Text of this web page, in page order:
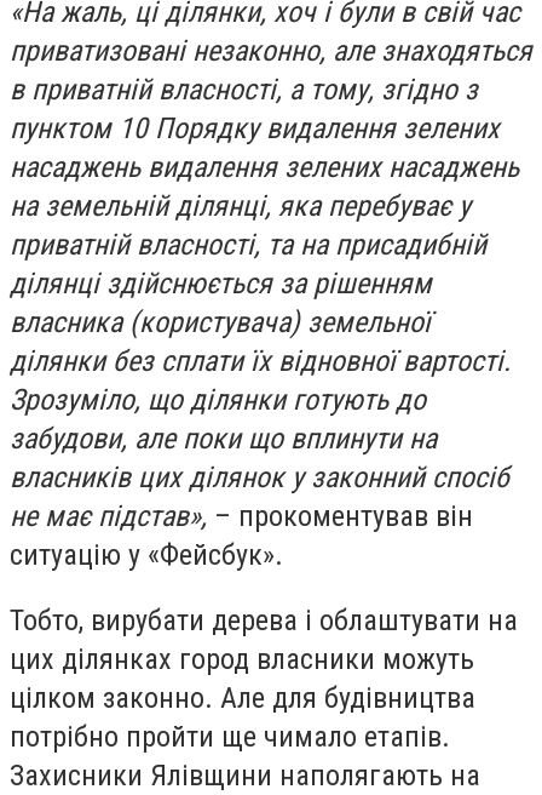
«На жаль, ці ділянки, хоч і були в свій час
приватизовані незаконно, але знаходяться
в приватній власності, а тому, згідно з
пунктом 10 Порядку видалення зелених
насаджень видалення зелених насаджень
на земельній ділянці, яка перебуває у
приватній власності, та на присадибній
ділянці здійснюється за рішенням
власника (користувача) земельної
ділянки без сплати їх відновної вартості.
Зрозуміло, що ділянки готують до
забудови, але поки що вплинути на
власників цих ділянок у законний спосіб
не має підстав», – прокоментував він
ситуацію у «Фейсбук».
Тобто, вирубати дерева і облаштувати на
цих ділянках город власники можуть
цілком законно. Але для будівництва
потрібно пройти ще чимало етапів.
Захисники Ялівщини наполягають на